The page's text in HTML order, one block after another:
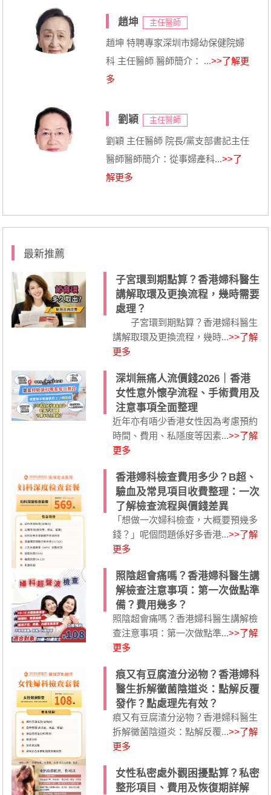
趙坤 主任醫師
趙坤 特聘專家深圳市婦幼保健院婦
科 主任醫師 醫師簡介： ...>>了解更
多
劉穎 主任醫師
劉穎 主任醫師 院長/黨支部書記主任
醫師醫師簡介：從事婦產科...>>了
解更多
最新推薦
子宮環到期點算？香港婦科醫生
講解取環及更換流程，幾時需要
處理？
子宮環到期點算？香港婦科醫生
講解取環及更換流程，幾時...>>了解
更多
深圳無痛人流價錢2026｜香港
女性意外懷孕流程、手術費用及
注意事項全面整理
近年亦有唔少香港女性因為考慮預約
時間、費用、私隱度等因素...>>了解
更多
香港婦科檢查費用多少？B超、
驗血及常見項目收費整理：一次
了解檢查流程與價錢差異
「想做一次婦科檢查，大概要預幾多
錢？」呢個問題係好多香港...>>了解
更多
照陰超會痛嗎？香港婦科醫生講
解檢查注意事項：第一次做點準
備？費用幾多？
照陰超會痛嗎？香港婦科醫生講解檢
查注意事項：第一次做點準...>>了解
更多
痕又有豆腐渣分泌物？香港婦科
醫生拆解黴菌陰道炎：點解反覆
發作？點處理先有效？
痕又有豆腐渣分泌物？香港婦科醫生
拆解黴菌陰道炎：點解反覆...>>了解
更多
女性私密處外觀困擾點算？私密
整形項目、費用及恢復期詳解